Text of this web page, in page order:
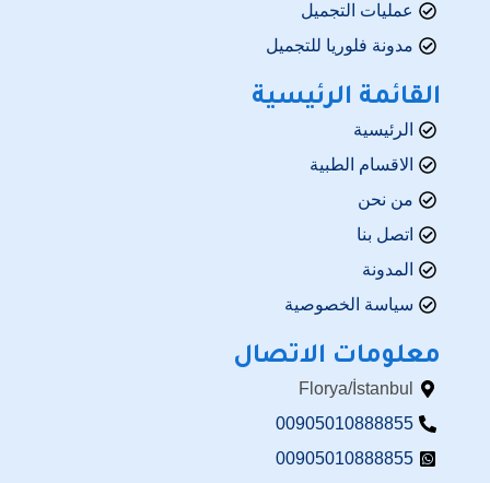
عمليات التجميل
مدونة فلوريا للتجميل
القائمة الرئيسية
الرئيسية
الاقسام الطبية
من نحن
اتصل بنا
المدونة
سياسة الخصوصية
معلومات الاتصال
Florya/İstanbul
00905010888855
00905010888855